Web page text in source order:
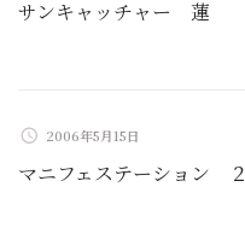
サンキャッチャー 蓮
2006年5月15日
マニフェステーション ２